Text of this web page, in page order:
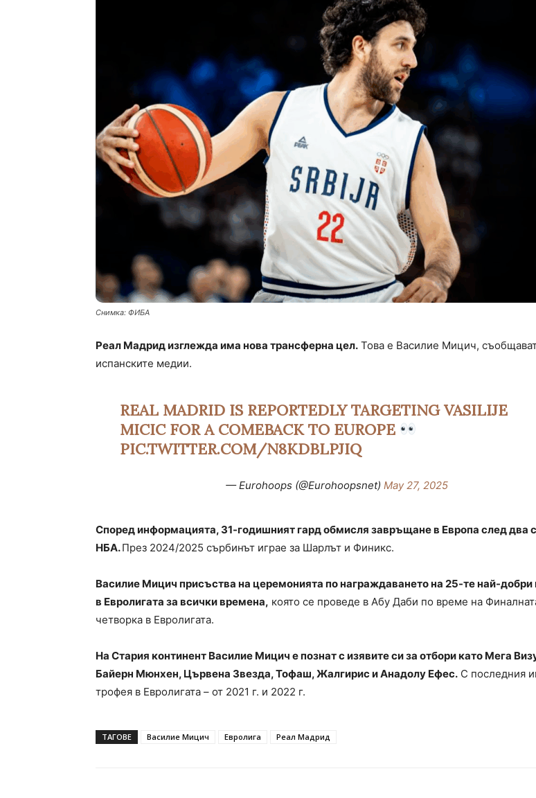
Снимка: ФИБА
Реал Мадрид изглежда има нова трансферна цел. Това е Василие Мицич,
испанските медии.
REAL MADRID IS REPORTEDLY TARGETING VASILIJE
MICIC FOR A COMEBACK TO EUROPE
PIC.TWITTER.COM/N8KDBLPJIQ
— Eurohoops (@Eurohoopsnet) May 27, 2025
Според информацията, 31-годишният гард обмисля завръщане в Европа след два
НБА.През 2024/2025 сърбинът играе за Шарлът и Финикс.
Василие Мицич присъства на церемонията по награждаването на 25-те най-добри
в Евролигата за всички времена, която се проведе в Абу Даби по време на
четворка в Евролигата.
На Стария континент Василие Мицич е познат с изявите си за отбори като Мега
Байерн Мюнхен, Цървена Звезда, Тофаш, Жалгирис и Анадолу Ефес. С последния
трофея в Евролигата – от 2021 г. и 2022 г.
ТАГОВЕ Василие Мицич Евролига Реал Мадрид